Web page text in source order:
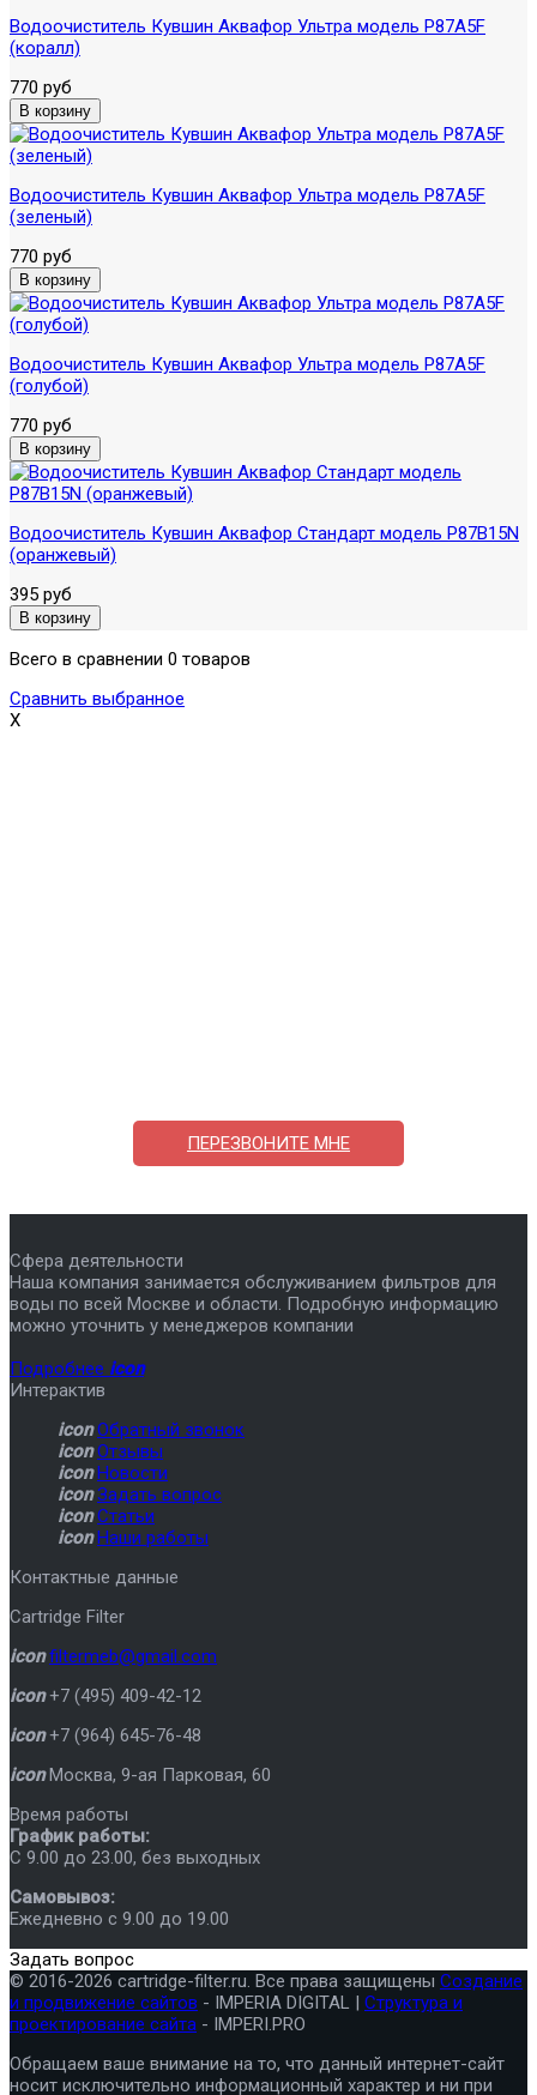
Водоочиститель Кувшин Аквафор Ультра модель P87А5F
(коралл)
770 руб
Водоочиститель Кувшин Аквафор Ультра модель P87А5F
(зеленый)
770 руб
Водоочиститель Кувшин Аквафор Ультра модель P87А5F
(голубой)
770 руб
Водоочиститель Кувшин Аквафор Стандарт модель P87B15N
(оранжевый)
395 руб
Всего в сравнении 0 товаров
Сравнить выбранное
X
ПЕРЕЗВОНИТЕ МНЕ
Сфера деятельности
Наша компания занимается обслуживанием фильтров для
воды по всей Москве и области. Подробную информацию
можно уточнить у менеджеров компании
Подробнее icon
Интерактив
icon Обратный звонок
icon Отзывы
icon Новости
icon Задать вопрос
icon Статьи
icon Наши работы
Контактные данные
Cartridge Filter
icon filtermeb@gmail.com
icon +7 (495) 409-42-12
icon +7 (964) 645-76-48
icon Москва, 9-ая Парковая, 60
Время работы
График работы:
C 9.00 до 23.00, без выходных
Самовывоз:
Ежедневно с 9.00 до 19.00
Задать вопрос
© 2016-2026 cartridge-filter.ru. Все права защищены Создание
и продвижение сайтов - IMPERIA DIGITAL | Структура и
проектирование сайта - IMPERI.PRO
Обращаем ваше внимание на то, что данный интернет-сайт
носит исключительно информационный характер и ни при